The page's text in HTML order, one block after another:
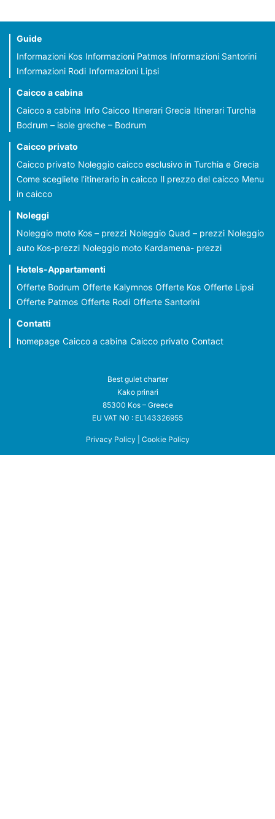
Guide
Informazioni Kos Informazioni Patmos Informazioni Santorini
Informazioni Rodi Informazioni Lipsi
Caicco a cabina
Caicco a cabina Info Caicco Itinerari Grecia Itinerari Turchia
Bodrum – isole greche – Bodrum
Caicco privato
Caicco privato Noleggio caicco esclusivo in Turchia e Grecia
Come scegliete l’itinerario in caicco Il prezzo del caicco Menu
in caicco
Noleggi
Noleggio moto Kos – prezzi Noleggio Quad – prezzi Noleggio
auto Kos-prezzi Noleggio moto Kardamena- prezzi
Hotels-Appartamenti
Offerte Bodrum Offerte Kalymnos Offerte Kos Offerte Lipsi
Offerte Patmos Offerte Rodi Offerte Santorini
Contatti
homepage Caicco a cabina Caicco privato Contact
Best gulet charter
Kako prinari
85300 Kos – Greece
EU VAT N0 : EL143326955
Privacy Policy Cookie Policy